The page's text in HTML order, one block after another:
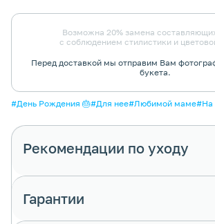
Возможна 20% замена
с соблюдением стилистики и
Перед доставкой мы отправим Вам
букета.
#День Рождения 🎂#Для нее#Любимой маме#На
Рекомендации по уходу
специальной флористической
должна всегда оставаться
этого подливай в неё немного
Гарантии